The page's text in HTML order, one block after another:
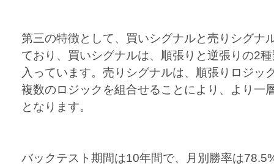
第三の特徴として、買いシグナルと売りシグナ
ており、買いシグナルは、順張りと逆張りの2
入っています。売りシグナルは、順張りロジッ
複数のロジックを組合せることにより、より一
となります。
バックテスト期間は10年間で、月別勝率は